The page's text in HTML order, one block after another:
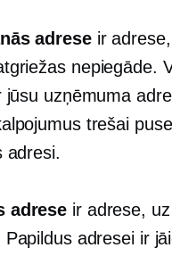
adreseir
nepiegāde.
uzņēmuma
trešai
adresi.
adrese ir adrese,
adresei ir